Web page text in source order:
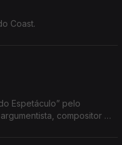
Coast.
Espetáculo” pelo
compositor e